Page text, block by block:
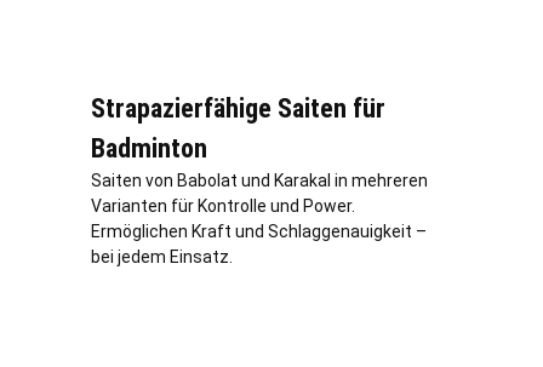
Strapazierfähige Saiten für
Badminton
Saiten von Babolat und Karakal in mehreren
Varianten für Kontrolle und Power.
Ermöglichen Kraft und Schlaggenauigkeit –
bei jedem Einsatz.